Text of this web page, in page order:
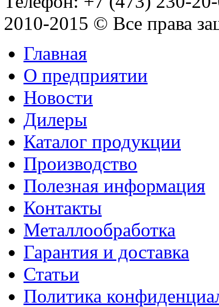
2010-2015 © Все права
Главная
О предприятии
Новости
Дилеры
Каталог продукции
Производство
Полезная информация
Контакты
Металлообработка
Гарантия и доставка
Статьи
Политика